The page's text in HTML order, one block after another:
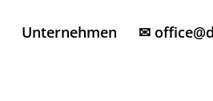
Unternehmen ✉